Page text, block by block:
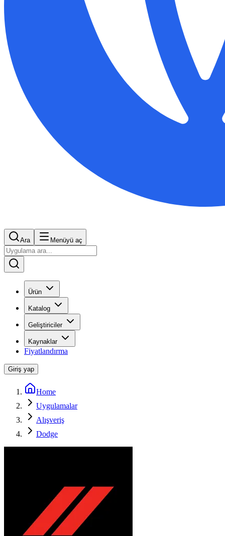
Ara Menüyü aç
Ürün
Katalog
Geliştiriciler
Kaynaklar
Fiyatlandırma
Giriş yap
Home
Uygulamalar
Alışveriş
Dodge